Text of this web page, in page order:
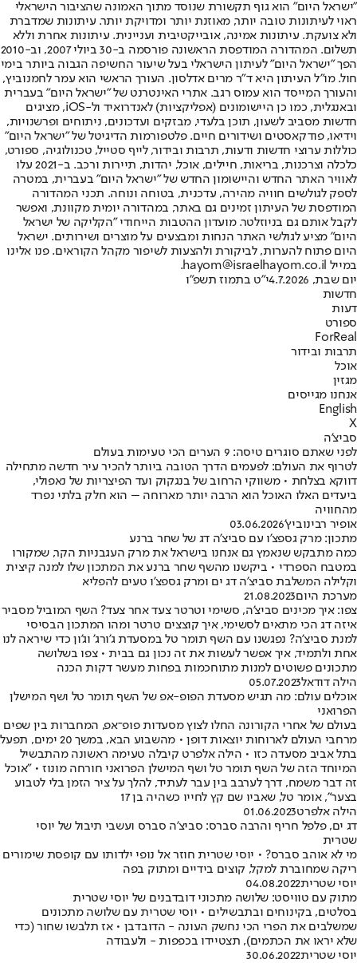
"ישראל היום" הוא גוף תקשורת שנוסד מתוך האמונה שהציבור הישראלי
ראוי לעיתונות טובה יותר, מאוזנת יותר ומדויקת יותר. עיתונות שמדברת
ולא צועקת. עיתונות אמינה, אובייקטיבית ועניינית. עיתונות אחרת וללא
תשלום. המהדורה המודפסת הראשונה פורסמה ב-30 ביולי 2007, וב-2010
הפך "ישראל היום" לעיתון הישראלי בעל שיעור החשיפה הגבוה ביותר בימי
חול. מו"ל העיתון היא ד"ר מרים אדלסון. העורך הראשי הוא עמר לחמנוביץ,
והעורך המייסד הוא עמוס רגב. אתרי האינטרנט של "ישראל היום" בעברית
ובאנגלית, כמו כן היישומונים (אפליקציות) לאנדרואיד ול-iOS, מציגים
חדשות מסביב לשעון, תוכן בלעדי, מבזקים ועדכונים, ניתוחים ופרשנויות,
וידיאו, פודקאסטים ושידורים חיים. פלטפורמות הדיגיטל של "ישראל היום"
כוללות ערוצי חדשות ודעות, תרבות ובידור, לייף סטייל, טכנולוגיה, ספורט,
כלכלה וצרכנות, בריאות, חיילים, אוכל, יהדות, תיירות ורכב. ב-2021 עלו
לאוויר האתר החדש והיישומון החדש של "ישראל היום" בעברית, במטרה
לספק לגולשים חוויה מהירה, עדכנית, בטוחה ונוחה. תכני המהדורה
המודפסת של העיתון זמינים גם באתר, במהדורה יומית מקוונת, ואפשר
לקבל אותם גם בניוזלטר. מועדון ההטבות הייחודי "הקליקה של ישראל
היום" מציע לגולשי האתר הנחות ומבצעים על מוצרים ושירותים. ישראל
היום פתוח להערות, לביקורת ולהצעות לשיפור מקהל הקוראים. פנו אלינו
במייל hayom@israelhayom.co.il.
יום שבת, 4.7.2026
י"ט בתמוז תשפ"ו
חדשות
דעות
ספורט
ForReal
תרבות ובידור
אוכל
מגזין
אנחנו מגייסים
English
X
סביצ'ה
לפני שאתם סוגרים טיסה: 9 הערים הכי טעימות בעולם
לטרוף את העולם: לפעמים הדרך הטובה ביותר להכיר עיר חדשה מתחילה
דווקא בצלחת • משווקי הרחוב של בנגקוק ועד הפיצריות של נאפולי,
ביעדים האלו האוכל הוא הרבה יותר מארוחה – הוא חלק בלתי נפרד
מהחוויה
אופיר רבינוביץ'03.06.2026
מתכון: מרק גספצ'ו עם סביצ'ה דג של שחר ברנע
כמה מתבקש שנאמץ גם אנחנו בישראל את מרק העגבניות הקר, שמקורו
במטבח הספרדי • ביקשנו מהשף שחר ברנע את המתכון שלו למנה קיצית
וקלילה המשלבת סביצ'ה דג ים ומרק גספצ'ו טעים להפליא
מערכת היום21.08.2023
צפו: איך מכינים סביצ'ה, סשימי וטרטר צעד אחר צעד? השף המוביל מסביר
איזה דג הכי מתאים לסשימי, איך קוצצים טרטר ומהו המתכון הבסיסי
למנת סביצ'ה? נפגשנו עם השף תומר טל במסעדת ג'ורג' וג'ון כדי שיראה לנו
אחת ולתמיד, איך אפשר לעשות את זה נכון גם בבית • צפו בשלושה
מתכונים פשוטים למנות מתוחכמות בפחות מעשר דקות הכנה
הילה דודאל05.07.2023
אוכלים עולם: מה תגיש מסעדת הפופ-אפ של השף תומר טל ושף המישלן
הפרואני
בעולם של אחרי הקורונה החלו לצוץ מסעדות פופ־אפ, המחברות בין שפים
מרחבי העולם לארוחות יוצאות דופן • מהשבוע הבא, במשך 20 ימים, תפעל
בתל אביב מסעדה כזו • הילה אלפרט קיבלה טעימה ראשונה מהתבשיל
המיוחד הזה של השף תומר טל ושף המישלן הפרואני חורחה מונוז • "אוכל
זה דבר משמח, דרך לערבב בין עבר לעתיד, להלך על ציר הזמן בלי לטבוע
בצער", אומר טל, שאביו שם קץ לחייו כשהיה בן 17
הילה אלפרט01.06.2023
דג ים, פלפל חריף והרבה סברס: סביצ'ה סברס ועשבי תיבול של יוסי
שטרית
מי לא אוהב סברס? • יוסי שטרית חוזר אל נופי ילדותו עם קופסת שימורים
ריקה שמחוברת למקל, קוצים בידיים ומתוק בפה
יוסי שטרית04.08.2022
מתוק עם טוויסט: שלושה מתכוני דובדבנים של יוסי שטרית
בסלטים, בקינוחים ובתבשילים • יוסי שטרית עם שלושה מתכונים
שמשלבים את הפרי הכי נחשק העונה - הדובדבן • אז תלבשו שחור (כדי
שלא יראו את הכתמים), תצטיידו בכפפות - ולעבודה
יוסי שטרית30.06.2022